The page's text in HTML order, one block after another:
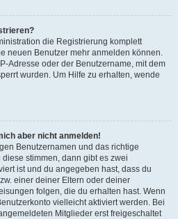
die Registrierung komplett
neuen Benutzer mehr anmelden können.
Adresse oder der Benutzername, mit dem
wurden. Um Hilfe zu erhalten, wende
aber nicht anmelden!
Benutzernamen und das richtige
stimmen, dann gibt es zwei
ist und du angegeben hast, dass du
einer deiner Eltern oder deiner
folgen, die du erhalten hast. Wenn
vielleicht aktiviert werden. Bei
Mitglieder erst freigeschaltet